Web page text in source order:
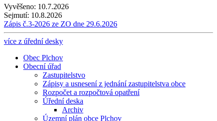
Vyvěšeno: 10.7.2026
Sejmutí: 10.8.2026
Zápis č.3-2026 ze ZO dne 29.6.2026
více z úřední desky
Obec Plchov
Obecní úřad
Zastupitelstvo
Zápisy a usnesení z jednání zastupitelstva obce
Rozpočet a rozpočtová opatření
Úřední deska
Archiv
Územní plán obce Plchov